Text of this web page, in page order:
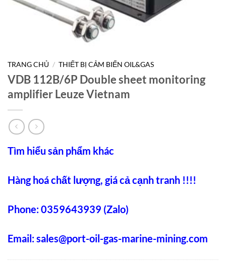
TRANG CHỦ / THIẾT BỊ CẢM BIẾN OIL&GAS
VDB 112B/6P Double sheet monitoring
amplifier Leuze Vietnam
Tìm hiểu sản phẩm khác
Hàng hoá chất lượng, giá cả cạnh tranh !!!!
Phone: 0359643939 (Zalo)
Email:sales@port-oil-gas-marine-mining.com